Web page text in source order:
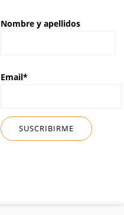
Nombre y apellidos
Email*